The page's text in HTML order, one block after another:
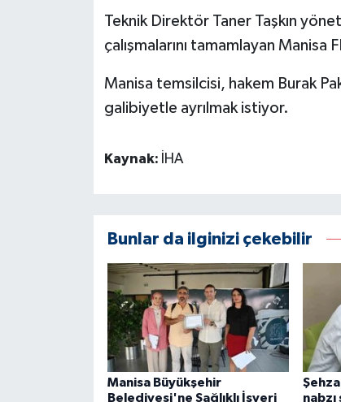
Teknik Direktör Taner Taşkın
çalışmalarını tamamlayan
Manisa temsilcisi, hakem Burak
galibiyetle ayrılmak istiyor.
Kaynak: İHA
Bunlar da ilginizi çekebilir
Manisa Büyükşehir
Belediyesi'ne Sağlıklı İşyeri